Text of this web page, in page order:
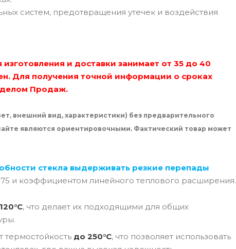
систем, предотвращения утечек и воздействия
и доставки занимает от 35 до 40
Для получения точной информации о сроках
Продаж.
внешний вид, характеристики) без предварительного
являются ориентировочными. Фактический товар может
стекла выдерживать резкие перепады
75 и коэффициентом линейного теплового расширения.
, что делает их подходящими для общих
термостойкость до 250°C, что позволяет использовать